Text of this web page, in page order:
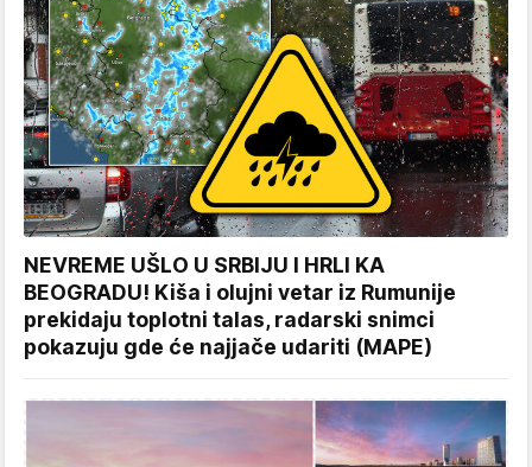
NEVREME UŠLO U SRBIJU I HRLI KA
BEOGRADU! Kiša i olujni vetar iz Rumunije
prekidaju toplotni talas, radarski snimci
pokazuju gde će najjače udariti (MAPE)